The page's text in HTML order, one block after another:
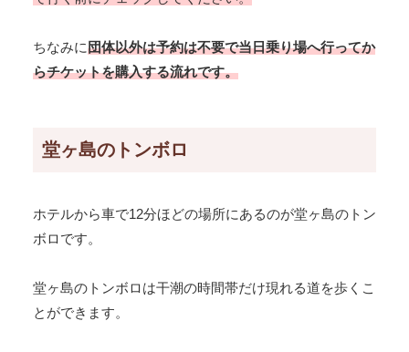
ちなみに団体以外は予約は不要で当日乗り場へ行ってか
らチケットを購入する流れです。
堂ヶ島のトンボロ
ホテルから車で12分ほどの場所にあるのが堂ヶ島のトン
ボロです。
堂ヶ島のトンボロは干潮の時間帯だけ現れる道を歩くこ
とができます。